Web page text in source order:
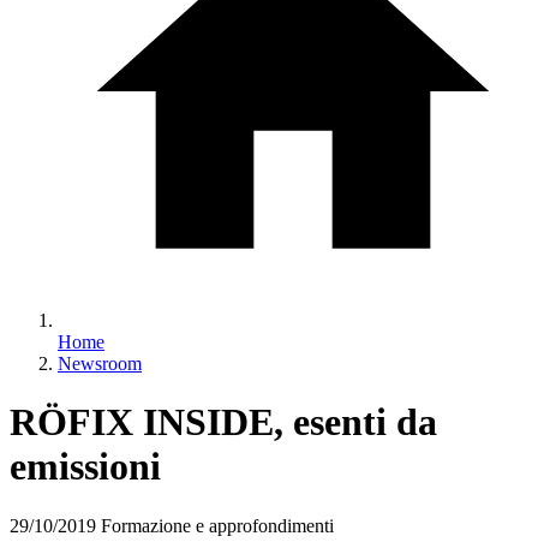
Home
Newsroom
RÖFIX INSIDE, esenti da
emissioni
29/10/2019 Formazione e approfondimenti